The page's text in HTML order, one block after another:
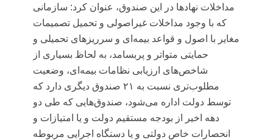
مداخلات نهادها در این صندوق، عنوان کرد: سازمانی
که با وجود مداخلات غیراصولی و تحمیل تصمیمات
مغایر با اصول و قواعد بیمه‌ای و سرریزهای تحمیلی و
حمایتی متواتر و پربسامد، به لحاظ بسیاری از
شاخص‌های ارزیابی نظامات بیمه‌ای، وضعیت
مطلوب‌تری نسبت به ۲۱ صندوق دیگری دارد که
توسط دولت اداره می‌شود، صندوق‌هایی که طی دو
دهه اخیر از بودجه مستقیم دولت و یا امتیازات و
انحصارات خاص دولتی و یا دستگاه اجرایی مربوطه